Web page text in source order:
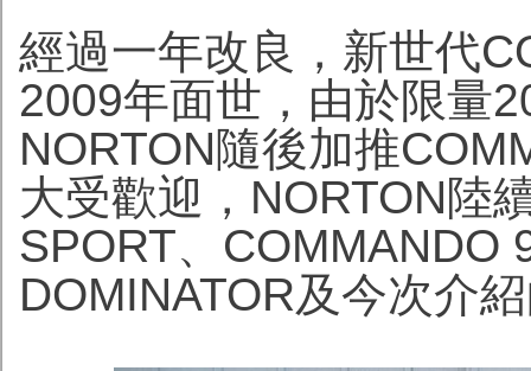
經過一年改良，新世代
2009年面世，由於限量
NORTON隨後加推
大受歡迎，NORTON陸
SPORT、COMMANDO
DOMINATOR及今次介